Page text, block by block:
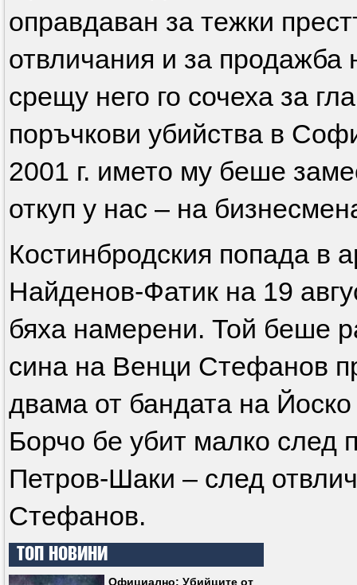
оправдаван за тежки
отвличания и за продажба
срещу него го сочеха за
поръчкови убийства в
2001 г. името му беше
откуп у нас – на
Костинбродския попада в
Найденов-Фатик на 19
бяха намерени. Той беше
сина на Венци Стефанов
двама от бандата на
Борчо бе убит малко след
Петров-Шаки – след
Стефанов.
ТОП НОВИНИ
Официално: Убийците от